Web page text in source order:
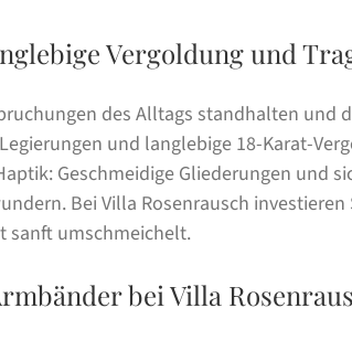
Vergoldung und
des Alltags standhalten
und langlebige 18-Karat-
Geschmeidige Gliederungen und
Bei Villa Rosenrausch
sanft umschmeichelt.
bei Villa